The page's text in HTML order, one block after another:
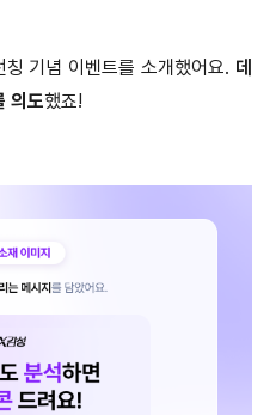
기념 이벤트를 소개했어요. 데
의도했죠!